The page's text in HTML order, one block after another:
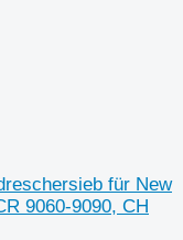
für New
9060-9090, CH